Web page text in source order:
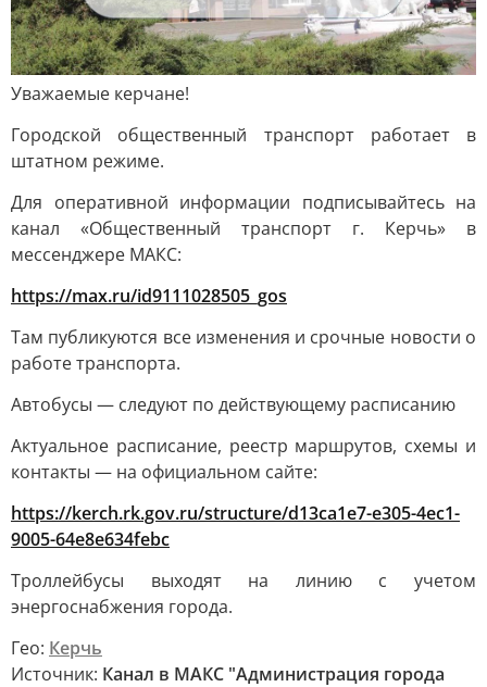
Уважаемые керчане!
Городской общественный транспорт работает в
штатном режиме.
Для оперативной информации подписывайтесь на
канал «Общественный транспорт г. Керчь» в
мессенджере МАКС:
https://max.ru/id9111028505_gos
Там публикуются все изменения и срочные новости о
работе транспорта.
Автобусы — следуют по действующему расписанию
Актуальное расписание, реестр маршрутов, схемы и
контакты — на официальном сайте:
https://kerch.rk.gov.ru/structure/d13ca1e7-e305-4ec1-
9005-64e8e634febc
Троллейбусы выходят на линию с учетом
энергоснабжения города.
Гео: Керчь
Источник: Канал в МАКС "Администрация города